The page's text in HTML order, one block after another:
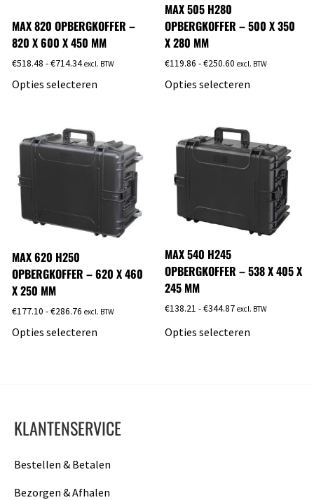
MAX 820 OPBERGKOFFER –
820 X 600 X 450 MM
€518.48 -€714.34 excl. BTW
Opties selecteren
MAX 505 H280
OPBERGKOFFER – 500 X 350
X 280 MM
€119.86 -€250.60 excl. BTW
Opties selecteren
MAX 620 H250
OPBERGKOFFER – 620 X 460
X 250 MM
€177.10 -€286.76 excl. BTW
Opties selecteren
MAX 540 H245
OPBERGKOFFER – 538 X 405 X
245 MM
€138.21 -€344.87 excl. BTW
Opties selecteren
KLANTENSERVICE
Bestellen & Betalen
Bezorgen & Afhalen